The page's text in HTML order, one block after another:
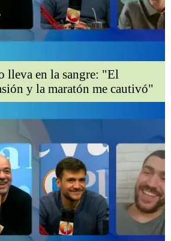
lleva en la sangre: "El
y la maratón me cautivó"